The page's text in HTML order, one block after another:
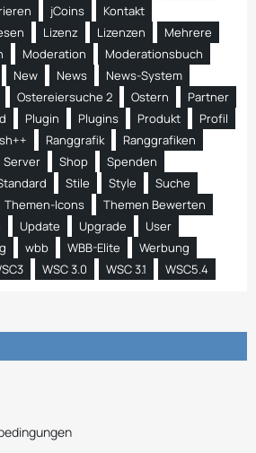
jCoins
Kontakt
Lizenz Lizenzen
Mehrere
Moderation
Moderationsbuch
New News
News-System
Ostereiersuche 2 Ostern
Partner
Plugin Plugins Produkt
Profil
Ranggrafik
Ranggrafiken
Server Shop
Spenden
Stile Style
Suche
Themen-Icons
Themen Bewerten
Update Upgrade
User
wbb WBB-Elite
Werbung
WSC 3.0 WSC 3.1 WSC5.4